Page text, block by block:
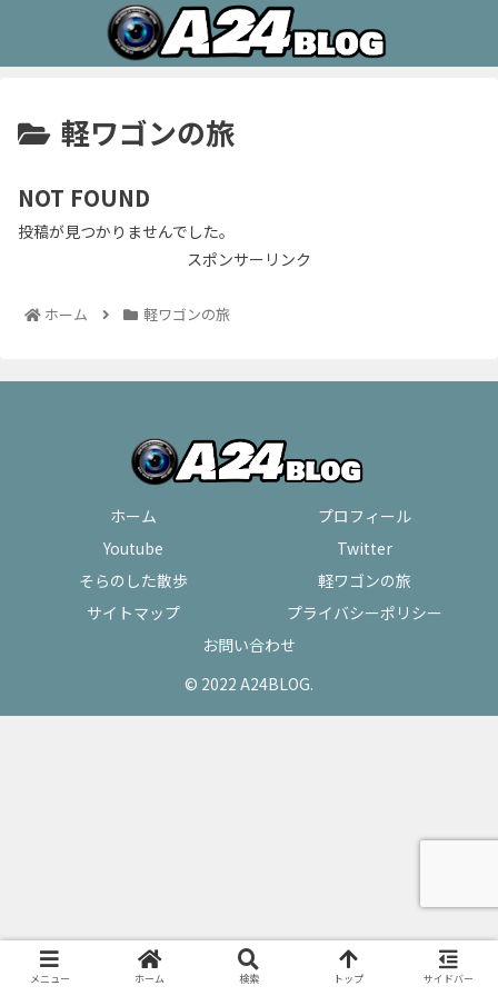
軽ワゴンの旅
NOT FOUND
投稿が見つかりませんでした。
スポンサーリンク
ホーム 軽ワゴンの旅
ホーム
プロフィール
Youtube
Twitter
そらのした散歩
軽ワゴンの旅
サイトマップ
プライバシーポリシー
お問い合わせ
© 2022 A24BLOG.
メニュー ホーム 検索 トップ サイドバー